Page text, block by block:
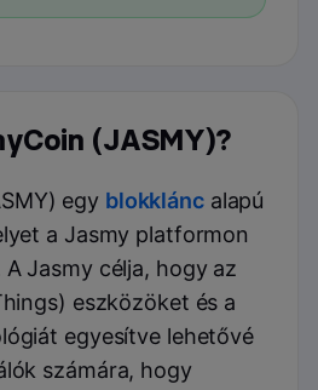
(JASMY)?
egy blokkláncalapú
a Jasmy platformon
Jasmy célja, hogy az
eszközöket és a
egyesítve lehetővé
számára, hogy